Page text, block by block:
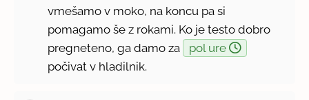
vmešamo v moko, na koncu pa si
pomagamo še z rokami. Ko je testo dobro
pregneteno, ga damo za
pol ure
počivat v hladilnik.